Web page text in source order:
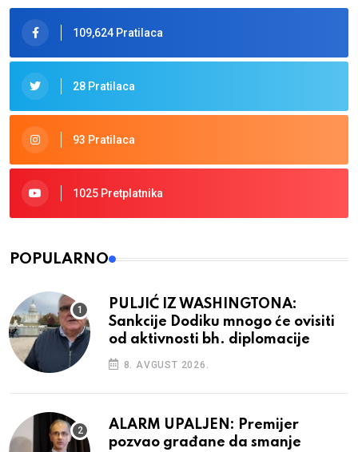
109,624 Pratilaca
28 Pratilaca
93 Pratilaca
1025 Pretplatnika
POPULARNO
PULJIĆ IZ WASHINGTONA:
Sankcije Dodiku mnogo će ovisiti
od aktivnosti bh. diplomacije
8. AVGUST 2026.
ALARM UPALJEN: Premijer
pozvao građane da smanje